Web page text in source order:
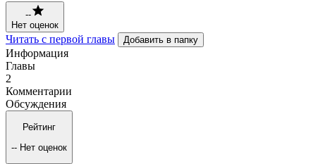
--
Нет оценок
Читать с первой главы Добавить в папку
Информация
Главы
2
Комментарии
Обсуждения
Рейтинг
-- Нет оценок